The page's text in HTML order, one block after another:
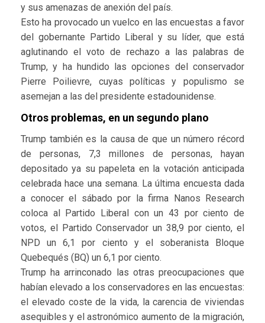
y sus amenazas de anexión del país.
Esto ha provocado un vuelco en las encuestas a favor
del gobernante Partido Liberal y su líder, que está
aglutinando el voto de rechazo a las palabras de
Trump, y ha hundido las opciones del conservador
Pierre Poilievre, cuyas políticas y populismo se
asemejan a las del presidente estadounidense.
Otros problemas, en un segundo plano
Trump también es la causa de que un número récord
de personas, 7,3 millones de personas, hayan
depositado ya su papeleta en la votación anticipada
celebrada hace una semana. La última encuesta dada
a conocer el sábado por la firma Nanos Research
coloca al Partido Liberal con un 43 por ciento de
votos, el Partido Conservador un 38,9 por ciento, el
NPD un 6,1 por ciento y el soberanista Bloque
Quebequés (BQ) un 6,1 por ciento.
Trump ha arrinconado las otras preocupaciones que
habían elevado a los conservadores en las encuestas:
el elevado coste de la vida, la carencia de viviendas
asequibles y el astronómico aumento de la migración,